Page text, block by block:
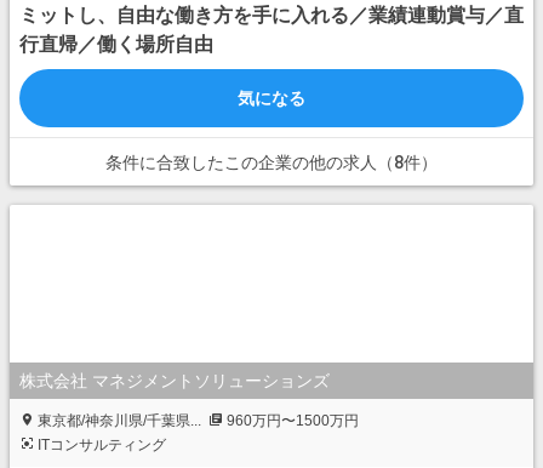
ミットし、自由な働き方を手に入れる／業績連動賞与／直
行直帰／働く場所自由
気になる
条件に合致したこの企業の他の求人（8件）
株式会社 マネジメントソリューションズ
東京都/神奈川県/千葉県...
960万円〜1500万円
ITコンサルティング